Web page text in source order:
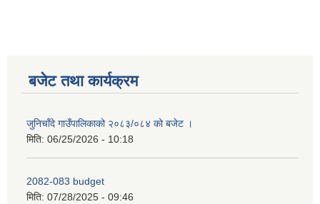
बजेट तथा कार्यक्रम
जुनिचाँदे गाउँपालिकाको २०८३/०८४ को बजेट ।
मिति: 06/25/2026 - 10:18
2082-083 budget
मिति: 07/28/2025 - 09:46